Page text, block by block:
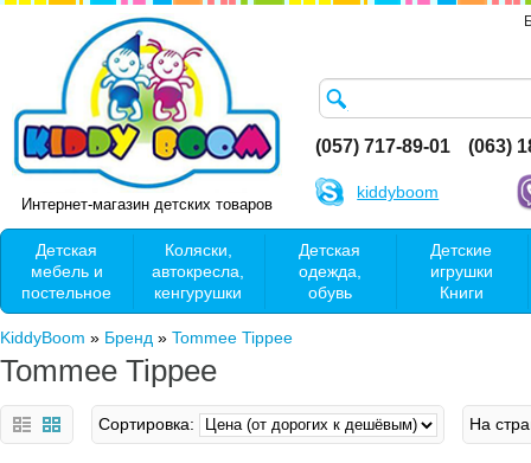
Интернет-магазин детских товаров
(057) 717-89-01 (063)
kiddyboom
Детская
мебель и
постельное
Коляски,
автокресла,
кенгурушки
Детская
одежда,
обувь
Детские
игрушки
Книги
KiddyBoom » Бренд » Tommee Tippee
Tommee Tippee
Сортировка: На